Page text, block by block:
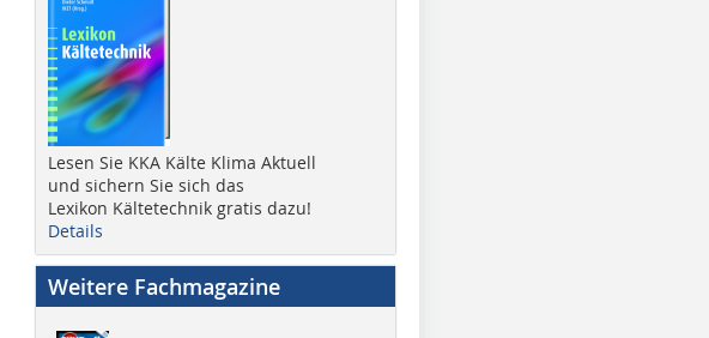
Lesen Sie KKA Kälte Klima Aktuell
und sichern Sie sich das
Lexikon Kältetechnik gratis dazu!
Details
Weitere Fachmagazine